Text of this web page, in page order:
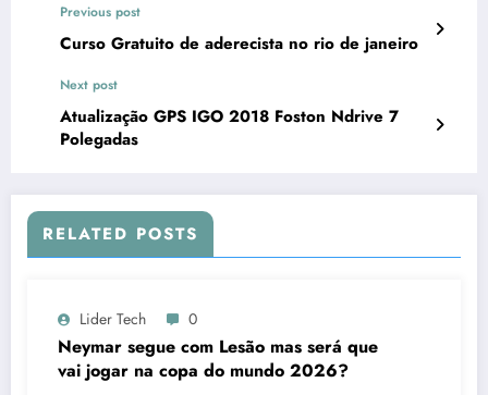
Previous post
Curso Gratuito de aderecista no rio de janeiro
Next post
Atualização GPS IGO 2018 Foston Ndrive 7
Polegadas
RELATED POSTS
Lider Tech 0
Neymar segue com Lesão mas será que
vai jogar na copa do mundo 2026?